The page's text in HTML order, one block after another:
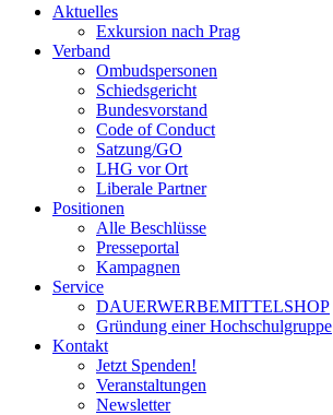
Aktuelles
Exkursion nach Prag
Verband
Ombudspersonen
Schiedsgericht
Bundesvorstand
Code of Conduct
Satzung/GO
LHG vor Ort
Liberale Partner
Positionen
Alle Beschlüsse
Presseportal
Kampagnen
Service
DAUERWERBEMITTELSHOP
Gründung einer Hochschulgruppe
Kontakt
Jetzt Spenden!
Veranstaltungen
Newsletter